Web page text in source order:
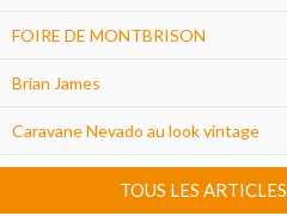
FOIRE DE MONTBRISON
Brian James
Caravane Nevado au look vintage
TOUS LES ARTICLES